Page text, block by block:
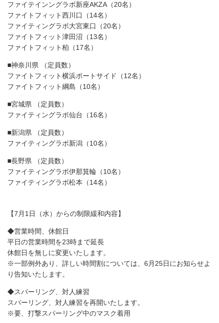
ファイテインングラボ新座AKZA（20名）
ファイトフィット西川口（14名）
ファイティングラボ大宮東口（20名）
ファイトフィット津田沼（13名）
ファイトフィット柏（17名）
■神奈川県 （定員数）
ファイトフィット横浜ポートサイド（12名）
ファイトフィット綱島（10名）
■宮城県 （定員数）
ファイティングラボ仙台（16名）
■新潟県 （定員数）
ファイティングラボ新潟（10名）
■長野県 （定員数）
ファイティングラボ伊那箕輪（10名）
ファイティングラボ松本（14名）
【7月1日（水）からの制限緩和内容】
◆営業時間、休館日
平日の営業時間を23時まで延長
休館日を無しに変更いたします。
※一部例外あり、詳しい時間割については、6月25日にお知らせよ
り告知いたします。
◆スパーリング、対人練習
スパーリング、対人練習を再開いたします。
※要、打撃スパーリング中のマスク着用